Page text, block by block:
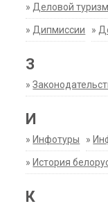
» Деловой туризм
» Дипмиссии »
З
»
И
» Инфотуры »
» История
К